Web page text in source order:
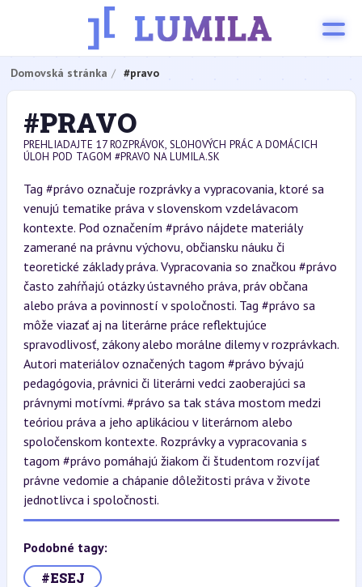
Domovská stránka #pravo
#PRAVO
PREHLIADAJTE 17 ROZPRÁVOK, SLOHOVÝCH PRÁC A DOMÁCICH
ÚLOH POD TAGOM #PRAVO NA LUMILA.SK
Tag #právo označuje rozprávky a vypracovania, ktoré sa
venujú tematike práva v slovenskom vzdelávacom
kontexte. Pod označením #právo nájdete materiály
zamerané na právnu výchovu, občiansku náuku či
teoretické základy práva. Vypracovania so značkou #právo
často zahŕňajú otázky ústavného práva, práv občana
alebo práva a povinností v spoločnosti. Tag #právo sa
môže viazať aj na literárne práce reflektujúce
spravodlivosť, zákony alebo morálne dilemy v rozprávkach.
Autori materiálov označených tagom #právo bývajú
pedagógovia, právnici či literárni vedci zaoberajúci sa
právnymi motívmi. #právo sa tak stáva mostom medzi
teóriou práva a jeho aplikáciou v literárnom alebo
spoločenskom kontexte. Rozprávky a vypracovania s
tagom #právo pomáhajú žiakom či študentom rozvíjať
právne vedomie a chápanie dôležitosti práva v živote
jednotlivca i spoločnosti.
Podobné tagy:
#ESEJ